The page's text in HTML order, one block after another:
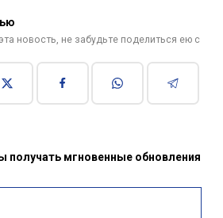
новость, не забудьте поделиться ею с
получать мгновенные обновления